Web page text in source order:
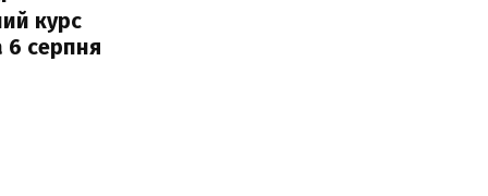
курс
серпня